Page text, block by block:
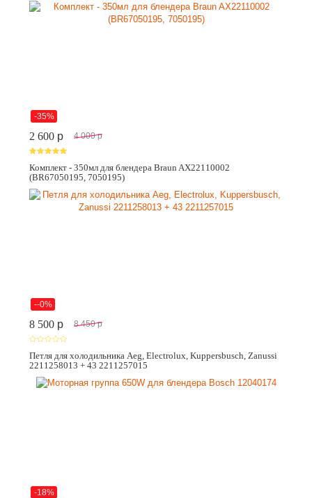
-35%
2 600 p 4 000 p
Комплект - 350мл для блендера Braun AX22110002
(BR67050195, 7050195)
--0%
8 500 p 8 450 p
Петля для холодильника Aeg, Electrolux, Kuppersbusch, Zanussi
2211258013 + 43 2211257015
-18%